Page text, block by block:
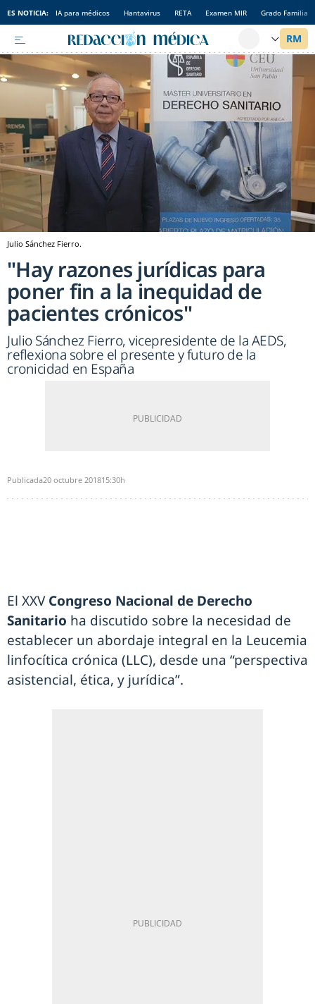
ES NOTICIA: IA para médicos Hantavirus RETA Examen MIR Grado Familia
Julio Sánchez Fierro.
"Hay razones jurídicas para
poner fin a la inequidad de
pacientes crónicos"
Julio Sánchez Fierro, vicepresidente de la AEDS,
reflexiona sobre el presente y futuro de la
cronicidad en España
Publicada20 octubre 201815:30h
El XXVCongreso Nacional de Derecho
Sanitario ha discutido sobre la necesidad de
establecer un abordaje integral en la Leucemia
linfocítica crónica (LLC), desde una “perspectiva
asistencial, ética, y jurídica”.